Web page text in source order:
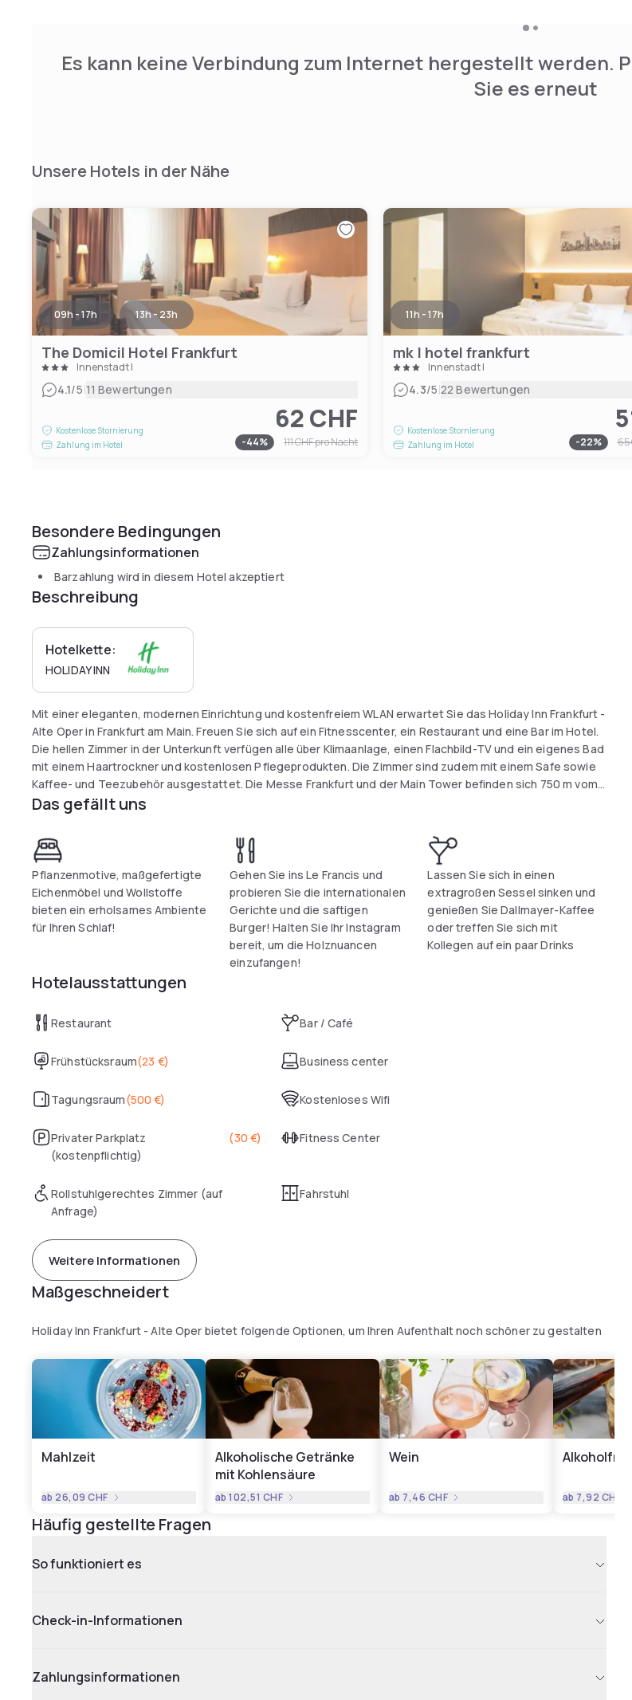
Es kann keine Verbindung zum Internet hergestellt werden.
Sie es erneut
Unsere Hotels in der Nähe
09h - 17h 13h - 23h
The Domicil Hotel Frankfurt
Innenstadt I
4.1/5|11 Bewertungen
Kostenlose Stornierung
Zahlung im Hotel
62 CHF
-44% 111 CHFpro Nacht
11h - 17h
mk | hotel frankfurt
Innenstadt I
4.3/5|22 Bewertungen
Kostenlose Stornierung
Zahlung im Hotel
-22% 65
Besondere Bedingungen
Zahlungsinformationen
Barzahlung wird in diesem Hotel akzeptiert
Beschreibung
Hotelkette:
HOLIDAY INN
Mit einer eleganten, modernen Einrichtung und kostenfreiem WLAN erwartet Sie das Holiday Inn Frankfurt -
Alte Oper in Frankfurt am Main. Freuen Sie sich auf ein Fitnesscenter, ein Restaurant und eine Bar im Hotel.
Die hellen Zimmer in der Unterkunft verfügen alle über Klimaanlage, einen Flachbild-TV und ein eigenes Bad
mit einem Haartrockner und kostenlosen Pflegeprodukten. Die Zimmer sind zudem mit einem Safe sowie
Kaffee- und Teezubehör ausgestattet. Die Messe Frankfurt und der Main Tower befinden sich 750 m vom
Hotel entfernt und die Frankfurter Altstadt sowie das zentrale Einkaufsviertel erreichen Sie bequem nach
20 Gehminuten.
Das gefällt uns
Pflanzenmotive, maßgefertigte
Eichenmöbel und Wollstoffe
bieten ein erholsames Ambiente
für Ihren Schlaf!
Gehen Sie ins Le Francis und
probieren Sie die internationalen
Gerichte und die saftigen
Burger! Halten Sie Ihr Instagram
bereit, um die Holznuancen
einzufangen!
Lassen Sie sich in einen
extragroßen Sessel sinken und
genießen Sie Dallmayer-Kaffee
oder treffen Sie sich mit
Kollegen auf ein paar Drinks
Hotelausstattungen
Restaurant Bar / Café
Frühstücksraum(23 €) Business center
Tagungsraum(500 €) Kostenloses Wifi
Privater Parkplatz
(kostenpflichtig)
(30 €) Fitness Center
Rollstuhlgerechtes Zimmer (auf
Anfrage)
Fahrstuhl
Weitere Informationen
Maßgeschneidert
Holiday Inn Frankfurt - Alte Oper bietet folgende Optionen, um Ihren Aufenthalt noch schöner zu gestalten
Mahlzeit
ab 26,09 CHF
Alkoholische Getränke
mit Kohlensäure
ab102,51 CHF
Wein
ab 7,46 CHF ab 7,92 CHF
Häufig gestellte Fragen
So funktioniert es
Check-in-Informationen
Zahlungsinformationen